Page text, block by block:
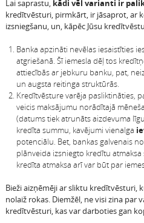
Lai saprastu, kādi vēl varianti ir
kredītvēsturi, pirmkārt, ir jāsaprot, ar
izsniegšanu, un, kāpēc Jūsu
Banka apzināti nevēlas iesaistīties
atgriešanā. Šī iemesla dēļ tos
attiecībās ar jebkuru banku, pat,
un augsta reitinga struktūrās.
Kredītvēsture varēja pasliktināties,
veicis maksājumu norādītajā
(datums tiek atrunāts aizdevuma
kredīta summu, kavējumi vienalga
potenciālu. Bet, bankas galvenais
plānveida izsniegto kredītu
kredīta atmaksa arī var būt par
Bieži aizņēmēji ar sliktu kredītvēsturi,
nolaiž rokas. Diemžēl, ne visi zina
kredītvēsturi, kas var darboties gan